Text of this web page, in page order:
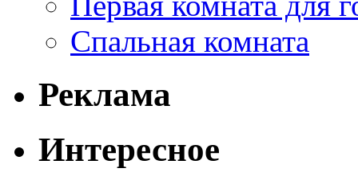
Спальная комната
Реклама
Интересное